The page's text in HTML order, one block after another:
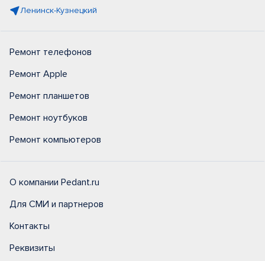
Ленинск-Кузнецкий
Ремонт телефонов
Ремонт Apple
Ремонт планшетов
Ремонт ноутбуков
Ремонт компьютеров
О компании Pedant.ru
Для СМИ и партнеров
Контакты
Реквизиты